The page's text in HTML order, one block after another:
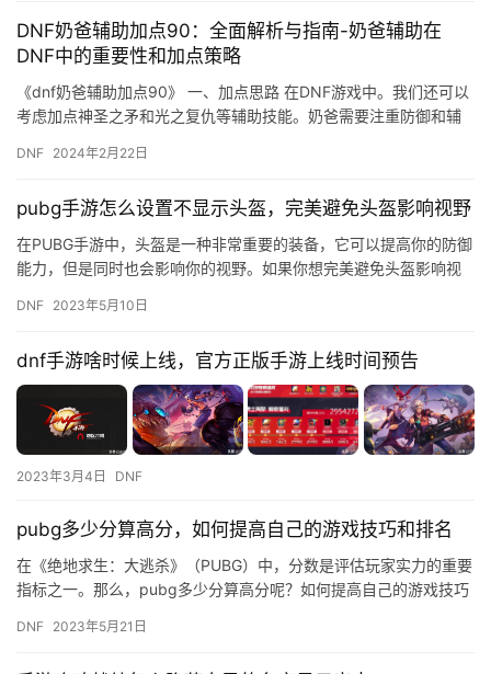
DNF奶爸辅助加点90：全面解析与指南-奶爸辅助在
DNF中的重要性和加点策略
《dnf奶爸辅助加点90》 一、加点思路 在DNF游戏中。我们还可以
考虑加点神圣之矛和光之复仇等辅助技能。奶爸需要注重防御和辅
DNF 2024年2月22日
pubg手游怎么设置不显示头盔，完美避免头盔影响视野
在PUBG手游中，头盔是一种非常重要的装备，它可以提高你的防御
能力，但是同时也会影响你的视野。如果你想完美避免头盔影响视
不…
DNF 2023年5月10日
dnf手游啥时候上线，官方正版手游上线时间预告
2023年3月4日 DNF
pubg多少分算高分，如何提高自己的游戏技巧和排名
在《绝地求生：大逃杀》（PUBG）中，分数是评估玩家实力的重要
指标之一。那么，pubg多少分算高分呢？如何提高自己的游戏技巧
DNF 2023年5月21日